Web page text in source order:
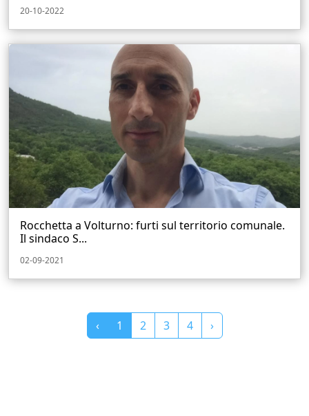
20-10-2022
Rocchetta a Volturno: furti sul territorio comunale.
Il sindaco S...
02-09-2021
‹ 1 2 3 4 ›